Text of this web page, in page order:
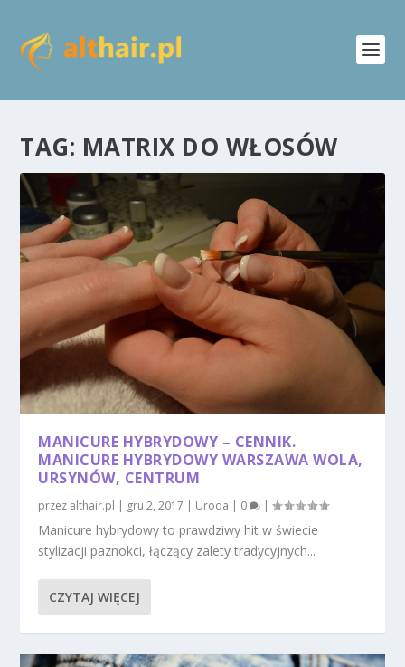
TAG: MATRIX DO WŁOSÓW
MANICURE HYBRYDOWY – CENNIK.
MANICURE HYBRYDOWY WARSZAWA WOLA,
URSYNÓW, CENTRUM
przez althair.pl | gru 2, 2017 | Uroda | 0 |
Manicure hybrydowy to prawdziwy hit w świecie
stylizacji paznokci, łączący zalety tradycyjnych...
CZYTAJ WIĘCEJ